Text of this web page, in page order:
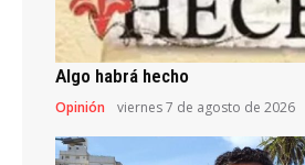
Algo habrá hecho
Opinión viernes 7 de agosto de 2026